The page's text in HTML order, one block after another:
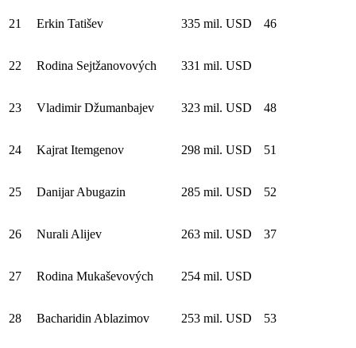
21 Erkin Tatišev 335 mil. USD 46
22 Rodina Sejtžanovových 331 mil. USD
23 Vladimir Džumanbajev 323 mil. USD 48
24 Kajrat Itemgenov 298 mil. USD 51
25 Danijar Abugazin 285 mil. USD 52
26 Nurali Alijev 263 mil. USD 37
27 Rodina Mukaševových 254 mil. USD
28 Bacharidin Ablazimov 253 mil. USD 53